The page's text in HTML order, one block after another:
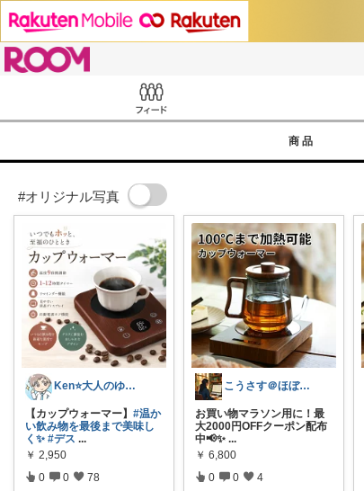
商品
#オリジナル写真
Ken⭐️大人のゆったりデジタル暮らし
【カップウォーマー】 #温か
い飲み物を最後まで美味し
く✨ #デス ...
￥ 2,950
0 0 78
こうさす＠ほぼ毎日更新
お買い物マラソン用に！最
大2000円OFFクーポン配布
中📢✨...
￥ 6,800
0 0 4